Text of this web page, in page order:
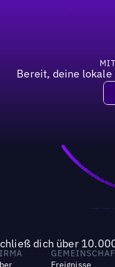
Bereit, deine
dich über
Ereignisse